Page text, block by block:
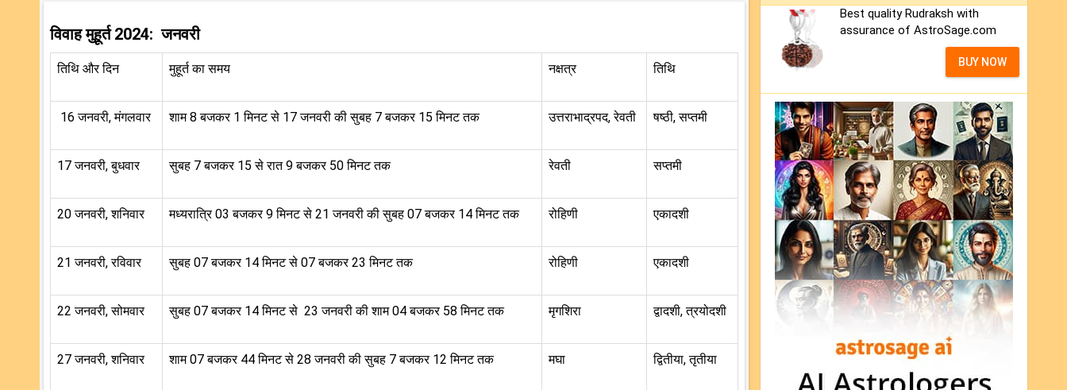
विवाह मुहूर्त 2024: जनवरी
तिथि और दिन मुहूर्त का समय नक्षत्र तिथि
16 जनवरी, मंगलवार शाम 8 बजकर 1 मिनट से 17 जनवरी की सुबह 7 बजकर 15 मिनट तक उत्तराभाद्रपद, रेवती षष्ठी, सप्तमी
17 जनवरी, बुधवार सुबह 7 बजकर 15 से रात 9 बजकर 50 मिनट तक रेवती सप्तमी
20 जनवरी, शनिवार मध्यरात्रि 03 बजकर 9 मिनट से 21 जनवरी की सुबह 07 बजकर 14 मिनट तक रोहिणी एकादशी
21 जनवरी, रविवार सुबह 07 बजकर 14 मिनट से 07 बजकर 23 मिनट तक रोहिणी एकादशी
22 जनवरी, सोमवार सुबह 07 बजकर 14 मिनट से 23 जनवरी की शाम 04 बजकर 58 मिनट तक मृगशिरा द्वादशी, त्रयोदशी
27 जनवरी, शनिवार शाम 07 बजकर 44 मिनट से 28 जनवरी की सुबह 7 बजकर 12 मिनट तक मघा द्वितीया, तृतीया
Best quality Rudraksh with
assurance of AstroSage.com
BUY NOW